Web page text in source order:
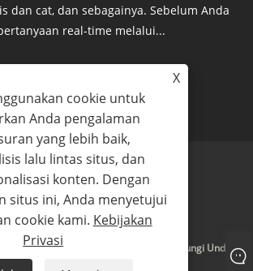
dan cat, dan sebagainya. Sebelum Anda
real-time melalui...
RSS Kebijakan Privasi
Enterprise Limited Semua Hak Dilindungi Undang-
Undang
X
cookie untuk
Anda pengalaman
yang lebih baik,
lalu lintas situs, dan
konten. Dengan
situs ini, Anda menyetujui
cookie kami. Kebijakan
Privasi